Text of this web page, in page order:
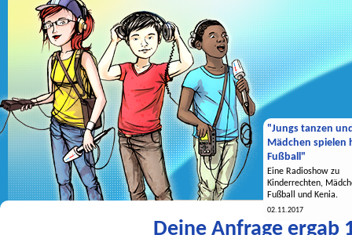
"Jungs tanzen
Mädchen spielen
Fußball"
Eine Radioshow zu
Kinderrechten,
Fußball und Kenia.
02.11.2017
Deine Anfrage ergab